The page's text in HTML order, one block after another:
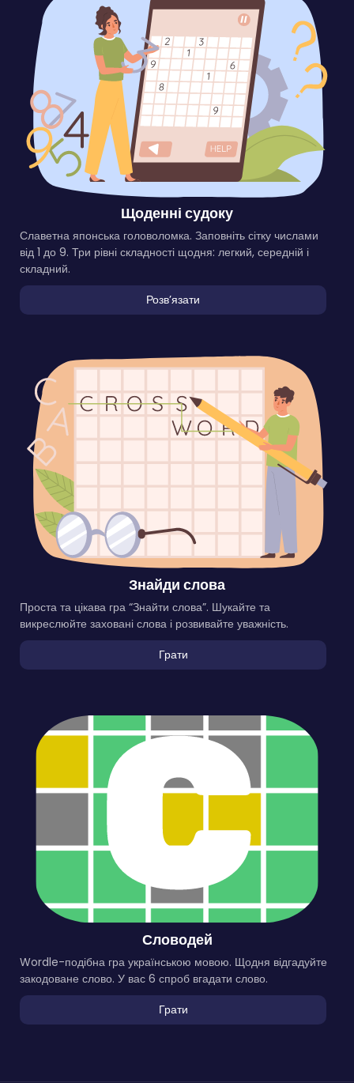
Щоденні судоку
Славетна японська головоломка. Заповніть сітку числами
від 1 до 9. Три рівні складності щодня: легкий, середній і
складний.
Розвʼязати
Знайди слова
Проста та цікава гра “Знайти слова”. Шукайте та
викреслюйте заховані слова і розвивайте уважність.
Грати
Словодей
Wordle-подібна гра українською мовою. Щодня відгадуйте
закодоване слово. У вас 6 спроб вгадати слово.
Грати